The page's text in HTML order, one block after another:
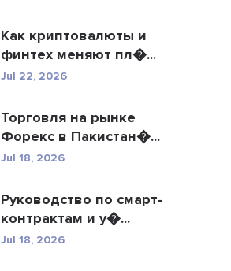
Как криптовалюты и
финтех меняют пл�...
Jul 22, 2026
Торговля на рынке
Форекс в Пакистан�...
Jul 18, 2026
Руководство по смарт-
контрактам и у�...
Jul 18, 2026